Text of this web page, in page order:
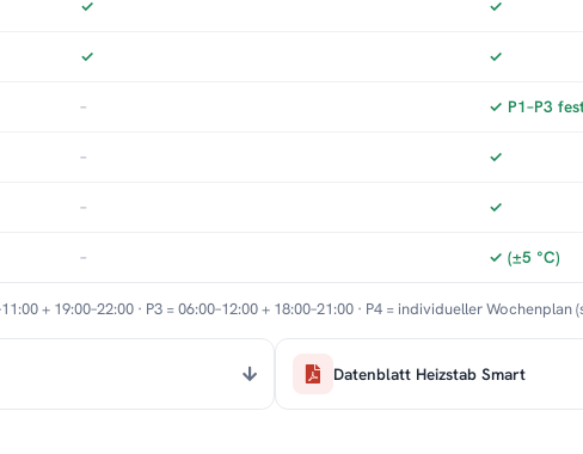
✓ ✓
✓ ✓
– ✓ P1–P3
– ✓
– ✓
– ✓ (±5 °C)
+ 19:00–22:00 · P3 = 06:00–12:00 + 18:00–21:00 · P4 = individueller
Datenblatt Heizstab Smart